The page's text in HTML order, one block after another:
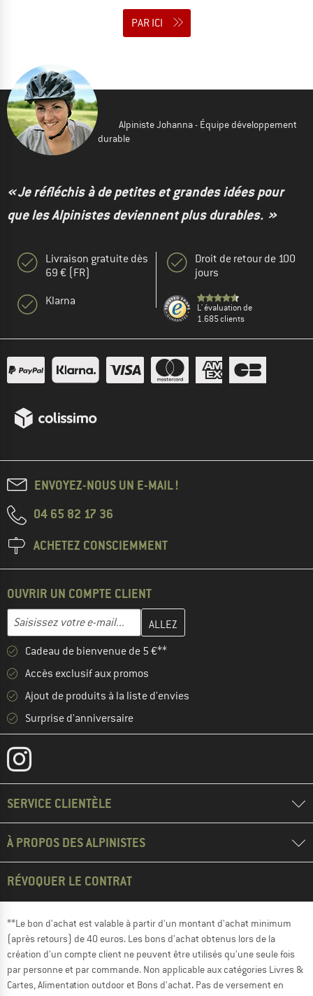
PAR ICI
Alpiniste Johanna - Équipe développement
durable
« Je réfléchis à de petites et grandes idées pour
que les Alpinistes deviennent plus durables. »
Livraison gratuite dès
69 € (FR)
Klarna
Droit de retour de 100
jours
L' évaluation de
1.685 clients
ENVOYEZ-NOUS UN E-MAIL !
04 65 82 17 36
ACHETEZ CONSCIEMMENT
OUVRIR UN COMPTE CLIENT
Adresse e-mail
Entrez votre adresse e-mail ici et créez votre compte client à la
Cadeau de bienvenue de 5 €**
Accès exclusif aux promos
Ajout de produits à la liste d'envies
Surprise d'anniversaire
SERVICE CLIENTÈLE
À PROPOS DES ALPINISTES
RÉVOQUER LE CONTRAT
**Le bon d'achat est valable à partir d'un montant d'achat minimum
(après retours) de 40 euros. Les bons d'achat obtenus lors de la
création d'un compte client ne peuvent être utilisés qu'une seule fois
par personne et par commande. Non applicable aux catégories Livres &
Cartes, Alimentation outdoor et Bons d'achat. Pas de versement en